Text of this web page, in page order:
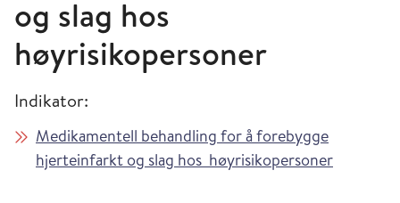
og slag hos
høyrisikopersoner
Indikator:
Medikamentell behandling for å forebygge
hjerteinfarkt og slag hos høyrisikopersoner